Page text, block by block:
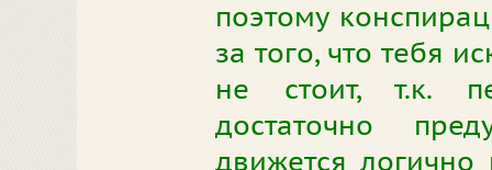
поэтому
за того, что тебя
не стоит, т.к.
достаточно
движется